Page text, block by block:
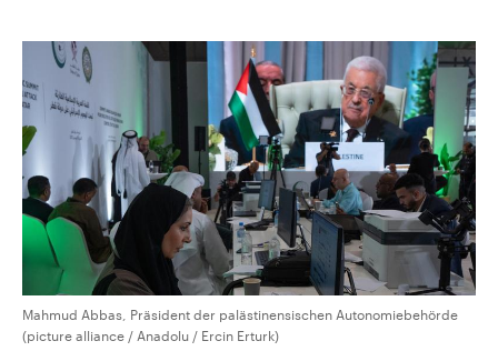
und Hintergründe zu den Parteien
und Kandidaten der anstehenden
Wahl.
Sendungen Programm Podcasts
Audio-Archiv
Mahmud Abbas, Präsident der palästinensischen Autonomiebehörde
(picture alliance / Anadolu / Ercin Erturk)